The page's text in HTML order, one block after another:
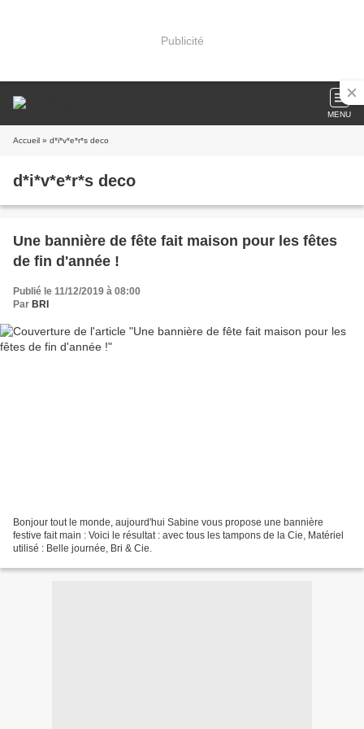
Publicité
MENU
Accueil » d*i*v*e*r*s deco
d*i*v*e*r*s deco
Une bannière de fête fait maison pour les fêtes
de fin d'année !
Publié le 11/12/2019 à 08:00
Par BRI
Bonjour tout le monde, aujourd'hui Sabine vous propose une bannière
festive fait main : Voici le résultat : avec tous les tampons de la Cie, Matériel
utilisé : Belle journée, Bri & Cie.